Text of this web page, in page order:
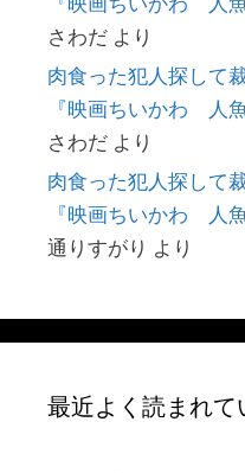
さわだ より
肉食った犯人探して
『映画ちいかわ 人
さわだ より
肉食った犯人探して
『映画ちいかわ 人
通りすがり より
最近よく読まれて